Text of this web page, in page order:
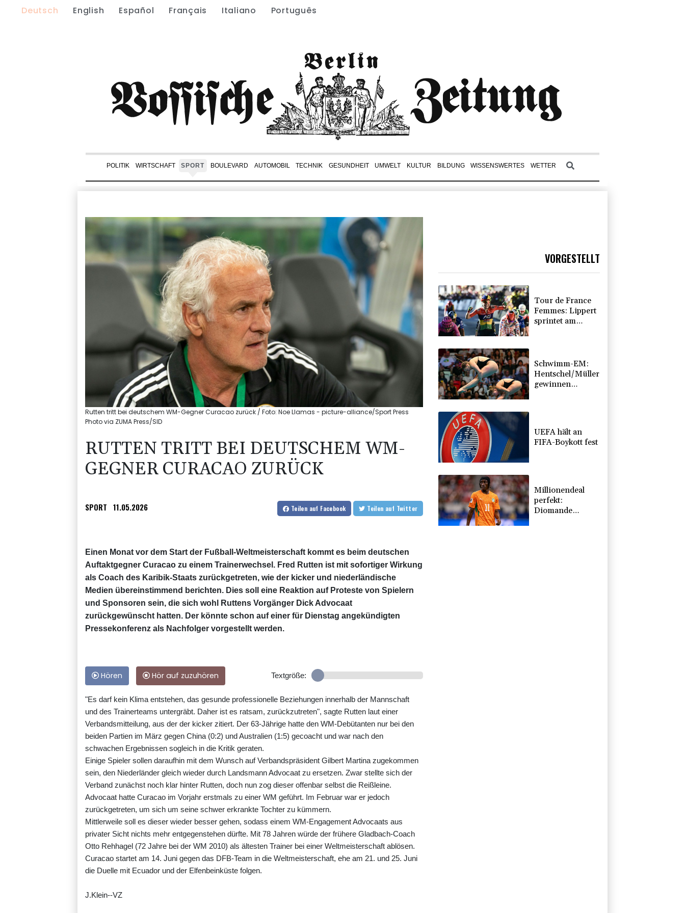
Deutsch English Español Français Italiano Português
POLITIK WIRTSCHAFT SPORT BOULEVARD AUTOMOBIL TECHNIK GESUNDHEIT UMWELT KULTUR BILDUNG WISSENSWERTES WETTER
Rutten tritt bei deutschem WM-Gegner Curacao zurück / Foto: Noe Llamas - picture-alliance/Sport Press
Photo via ZUMA Press/SID
RUTTEN TRITT BEI DEUTSCHEM WM-
GEGNER CURACAO ZURÜCK
SPORT 11.05.2026 Teilen auf Facebook Teilen auf Twitter
Einen Monat vor dem Start der Fußball-Weltmeisterschaft kommt es beim deutschen
Auftaktgegner Curacao zu einem Trainerwechsel. Fred Rutten ist mit sofortiger Wirkung
als Coach des Karibik-Staats zurückgetreten, wie der kicker und niederländische
Medien übereinstimmend berichten. Dies soll eine Reaktion auf Proteste von Spielern
und Sponsoren sein, die sich wohl Ruttens Vorgänger Dick Advocaat
zurückgewünscht hatten. Der könnte schon auf einer für Dienstag angekündigten
Pressekonferenz als Nachfolger vorgestellt werden.
Hören Hör auf zuzuhören Textgröße:
"Es darf kein Klima entstehen, das gesunde professionelle Beziehungen innerhalb der Mannschaft
und des Trainerteams untergräbt. Daher ist es ratsam, zurückzutreten", sagte Rutten laut einer
Verbandsmitteilung, aus der der kicker zitiert. Der 63-Jährige hatte den WM-Debütanten nur bei den
beiden Partien im März gegen China (0:2) und Australien (1:5) gecoacht und war nach den
schwachen Ergebnissen sogleich in die Kritik geraten.
Einige Spieler sollen daraufhin mit dem Wunsch auf Verbandspräsident Gilbert Martina zugekommen
sein, den Niederländer gleich wieder durch Landsmann Advocaat zu ersetzen. Zwar stellte sich der
Verband zunächst noch klar hinter Rutten, doch nun zog dieser offenbar selbst die Reißleine.
Advocaat hatte Curacao im Vorjahr erstmals zu einer WM geführt. Im Februar war er jedoch
zurückgetreten, um sich um seine schwer erkrankte Tochter zu kümmern.
Mittlerweile soll es dieser wieder besser gehen, sodass einem WM-Engagement Advocaats aus
privater Sicht nichts mehr entgegenstehen dürfte. Mit 78 Jahren würde der frühere Gladbach-Coach
Otto Rehhagel (72 Jahre bei der WM 2010) als ältesten Trainer bei einer Weltmeisterschaft ablösen.
Curacao startet am 14. Juni gegen das DFB-Team in die Weltmeisterschaft, ehe am 21. und 25. Juni
die Duelle mit Ecuador und der Elfenbeinküste folgen.
J.Klein--VZ
VORGESTELLT
Tour de France
Femmes: Lippert
sprintet am
Schwimm-EM:
Hentschel/Müller
gewinnen
UEFA hält an
FIFA-Boykott fest
Millionendeal
perfekt:
Diomande